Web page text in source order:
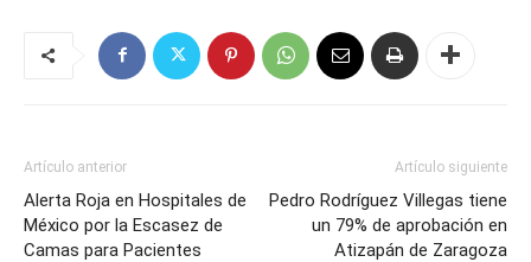
Artículo anterior
Alerta Roja en Hospitales de
México por la Escasez de
Camas para Pacientes
Artículo siguiente
Pedro Rodríguez Villegas tiene
un 79% de aprobación en
Atizapán de Zaragoza